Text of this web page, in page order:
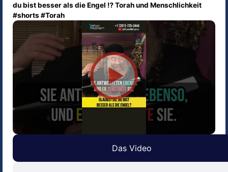
du bist besser als die Engel ⁉️ Torah und Menschlichkeit
#shorts #Torah
Das Video